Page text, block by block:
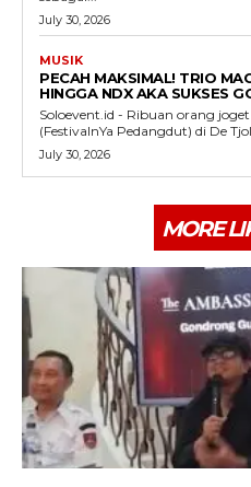
July 30, 2026
MUSIK
PECAH MAKSIMAL! TRIO
HINGGA NDX AKA SUKSES
Soloevent.id - Ribuan orang
(FestivalnYa Pedangdut) di De
July 30, 2026
MORE